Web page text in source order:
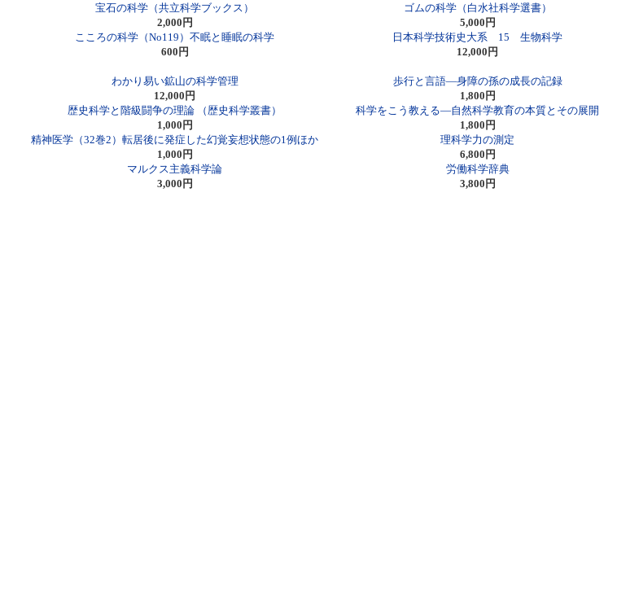
宝石の科学（共立科学ブックス）
2,000円
ゴムの科学（白水社科学選書）
5,000円
こころの科学（No119）不眠と睡眠の科学
600円
日本科学技術史大系 15 生物科学
12,000円
わかり易い鉱山の科学管理
12,000円
歩行と言語―身障の孫の成長の記録
1,800円
歴史科学と階級闘争の理論 （歴史科学叢書）
1,000円
科学をこう教える―自然科学教育の本質とその展開
1,800円
精神医学（32巻2）転居後に発症した幻覚妄想状態の1例ほか
1,000円
理科学力の測定
6,800円
マルクス主義科学論
3,000円
労働科学辞典
3,800円